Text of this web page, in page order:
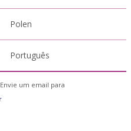
Polen
Português
um email para